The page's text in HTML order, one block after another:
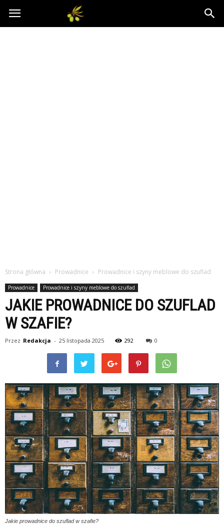
Oliwkowo.pl
Strona główna Prowadnice Prowadnice i szyny meblowe do szuflad
Prowadnice Prowadnice i szyny meblowe do szuflad
JAKIE PROWADNICE DO SZUFLAD
W SZAFIE?
Przez Redakcja - 25 listopada 2025 292 0
Jakie prowadnice do szuflad w szafie?